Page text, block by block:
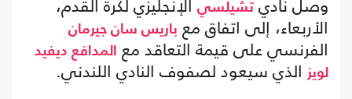
وصل نادي تشيلسي الإنجليزي لكرة القدم،
الأربعاء، إلى اتفاق مع باريس سان جيرمان
الفرنسي على قيمة التعاقد مع المدافع ديفيد
لويز الذي سيعود لصفوف النادي اللندني.